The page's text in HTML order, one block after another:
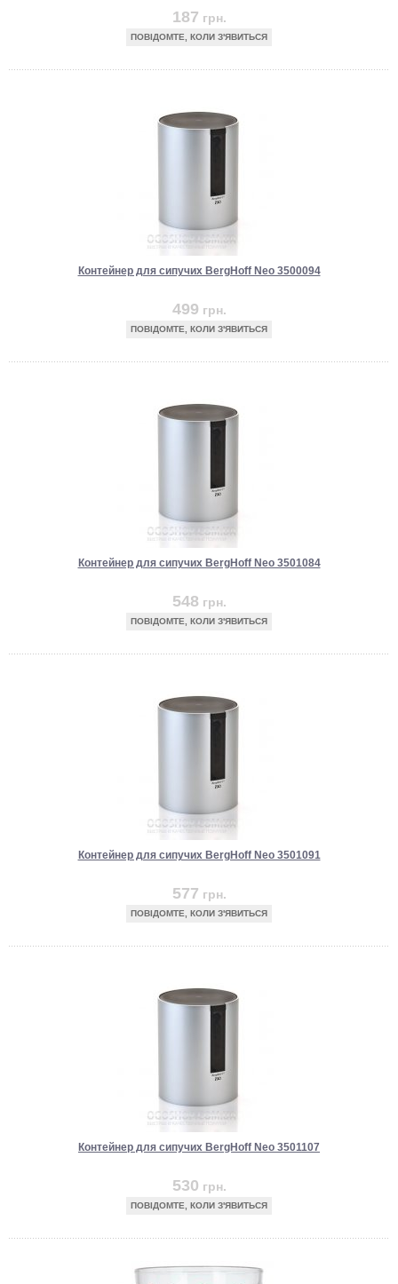
187 грн.
ПОВІДОМТЕ, КОЛИ З'ЯВИТЬСЯ
Контейнер для сипучих BergHoff Neo 3500094
499 грн.
ПОВІДОМТЕ, КОЛИ З'ЯВИТЬСЯ
Контейнер для сипучих BergHoff Neo 3501084
548 грн.
ПОВІДОМТЕ, КОЛИ З'ЯВИТЬСЯ
Контейнер для сипучих BergHoff Neo 3501091
577 грн.
ПОВІДОМТЕ, КОЛИ З'ЯВИТЬСЯ
Контейнер для сипучих BergHoff Neo 3501107
530 грн.
ПОВІДОМТЕ, КОЛИ З'ЯВИТЬСЯ